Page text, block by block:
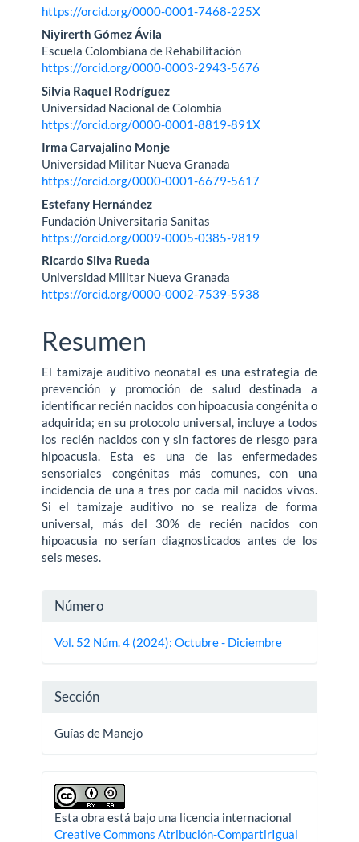
https://orcid.org/0000-0001-7468-225X
Niyirerth Gómez Ávila
Escuela Colombiana de Rehabilitación
https://orcid.org/0000-0003-2943-5676
Silvia Raquel Rodríguez
Universidad Nacional de Colombia
https://orcid.org/0000-0001-8819-891X
Irma Carvajalino Monje
Universidad Militar Nueva Granada
https://orcid.org/0000-0001-6679-5617
Estefany Hernández
Fundación Universitaria Sanitas
https://orcid.org/0009-0005-0385-9819
Ricardo Silva Rueda
Universidad Militar Nueva Granada
https://orcid.org/0000-0002-7539-5938
Resumen
El tamizaje auditivo neonatal es una estrategia de
prevención y promoción de salud destinada a
identificar recién nacidos con hipoacusia congénita o
adquirida; en su protocolo universal, incluye a todos
los recién nacidos con y sin factores de riesgo para
hipoacusia. Esta es una de las enfermedades
sensoriales congénitas más comunes, con una
incidencia de una a tres por cada mil nacidos vivos.
Si el tamizaje auditivo no se realiza de forma
universal, más del 30% de recién nacidos con
hipoacusia no serían diagnosticados antes de los
seis meses.
Detalles
del
Número
Vol. 52 Núm. 4 (2024): Octubre - Diciembre
Sección
Guías de Manejo
Esta obra está bajo una licencia internacional
Creative Commons Atribución-CompartirIgual